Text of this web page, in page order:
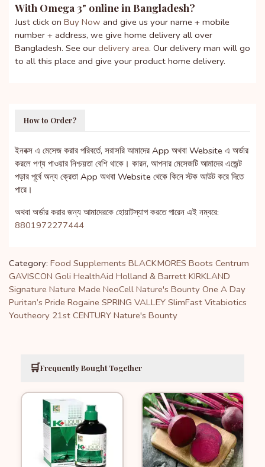
With Omega 3" online in Bangladesh?
Just click on Buy Now and give us your name + mobile
number + address, we give home delivery all over
Bangladesh. See our delivery area. Our delivery man will go
to all this place and give your product home delivery.
How to Order?
ইনবক্স এ মেসেজ করার পরিবর্তে, সরাসরি আমাদের App অথবা Website এ অর্ডার
করলে পণ্য পাওয়ার নিশ্চয়তা বেশি থাকে। কারন, আপনার মেসেজটি আমাদের এজেন্ট
পড়ার পূর্বে অন্য ক্রেতা App অথবা Website থেকে কিনে স্টক আউট করে দিতে
পারে।
অথবা অর্ডার করার জন্য আমাদেরকে হোয়াটস্যাপ করতে পারেন এই নম্বরে:
8801972277444
Category: Food Supplements BLACKMORES Boots Centrum
GAVISCON Goli HealthAid Holland & Barrett KIRKLAND
Signature Nature Made NeoCell Nature's Bounty One A Day
Puritan’s Pride Rogaine SPRING VALLEY SlimFast Vitabiotics
Youtheory 21st CENTURY Nature's Bounty
🛒Frequently Bought Together